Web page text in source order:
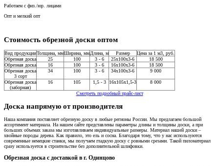
Работаем с физ./юр. лицами
Опт и мелкий опт
Стоимость обрезной доски оптом
Вид продукцииТолщина, ммШирина, ммДлина, м Размер
Цена за 1 м3, руб.
Обрезная доска
25 100 3 - 6 25x100x3-6
18 500
Обрезная доска
16 100 3 - 6 16x100x3-6
18 500
Обрезная доска
3 сорт
34 100 3 - 6 34x100x3-6 9 000
Обрезная доска
(заборная)
16 105 1,5 - 3 16x105x1,5-3 8 000
Смотреть подробный прайс-лист
Доска напрямую от производителя
Наша компания поставляет обрезную доску в любые регионы России. Мы предлагаем большой
ассортимент материала. На нашем сайте представлены параметры длины и толщины доски, а при
больших объемах заказа мы изготавливаем индивидуальные размеры. Материал нашей доски –
хвойные породы дерева. Как правило, это ель и сосна. Благодаря тому, что у нас используются
современные немецкие станки, мы получаем гладкую доску с ровными срезами. Такой пиломатериал
сразу используется в строительстве без дополнительной шлифовки.
Обрезная доска с доставкой в г. Одинцово